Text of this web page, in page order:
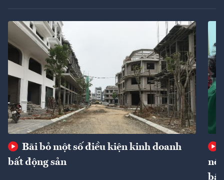
Bãi bỏ một số điều kiện kinh doanh
bất động sản